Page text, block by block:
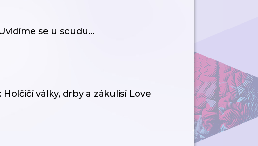
se u soudu...
Holčičí války, drby a zákulisí Love